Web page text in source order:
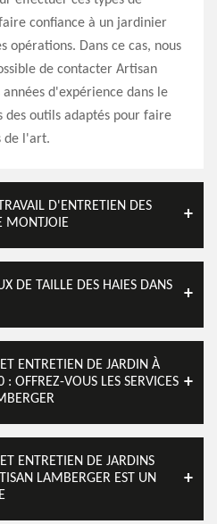
confiance à un jardinier
opérations. Dans ce cas, nous
de contacter Artisan
d'expérience dans le
outils adaptés pour faire
de l'art.
D'ENTRETIEN DES
MONTJOIE
DE TAILLE DES HAIES DANS
ENTRETIEN DE JARDIN À
OFFREZ-VOUS LES SERVICES
ENTRETIEN DE JARDINS
LAMBERGER EST UN